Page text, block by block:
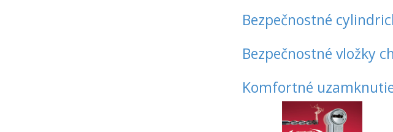
Bezpečnostné
Bezpečnostné vložky
Komfortné